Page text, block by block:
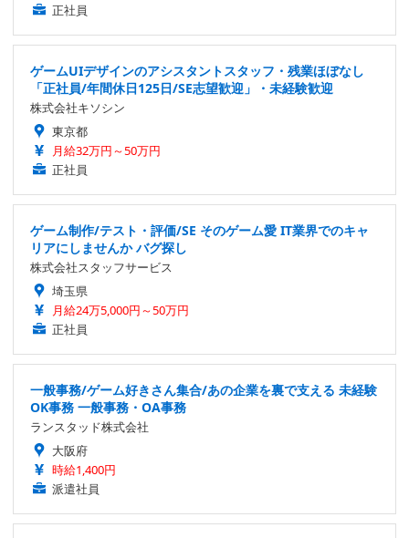
正社員
ゲームUIデザインのアシスタントスタッフ・残業ほぼなし
「正社員/年間休日125日/SE志望歓迎」・未経験歓迎
株式会社キソシン
東京都
月給32万円～50万円
正社員
ゲーム制作/テスト・評価/SE そのゲーム愛 IT業界でのキャ
リアにしませんか バグ探し
株式会社スタッフサービス
埼玉県
月給24万5,000円～50万円
正社員
一般事務/ゲーム好きさん集合/あの企業を裏で支える 未経験
OK事務 一般事務・OA事務
ランスタッド株式会社
大阪府
時給1,400円
派遣社員